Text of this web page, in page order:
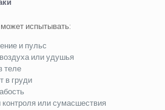
испытывать:
и пульс
или удушья
теле
в груди
или сумасшествия